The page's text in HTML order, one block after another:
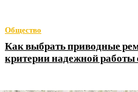
Общество
Как выбрать приводные
критерии надежной работы